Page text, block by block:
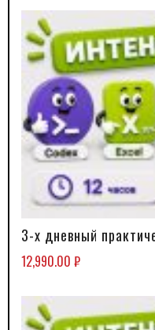
В
3-х дневный
12,990.00 ₽